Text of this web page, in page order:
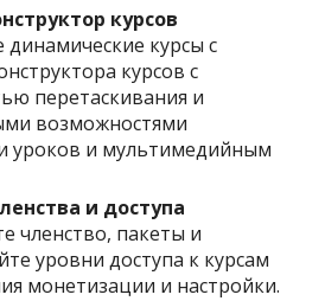
курсов
динамические курсы с
курсов с
перетаскивания и
возможностями
уроков и мультимедийным
и доступа
членство, пакеты и
уровни доступа к курсам
монетизации и настройки.